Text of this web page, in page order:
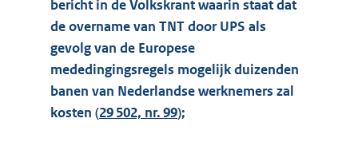
bericht in de Volkskrant waarin staat dat
de overname van TNT door UPS als
gevolg van de Europese
mededingingsregels mogelijk duizenden
banen van Nederlandse werknemers zal
kosten (29 502, nr. 99);